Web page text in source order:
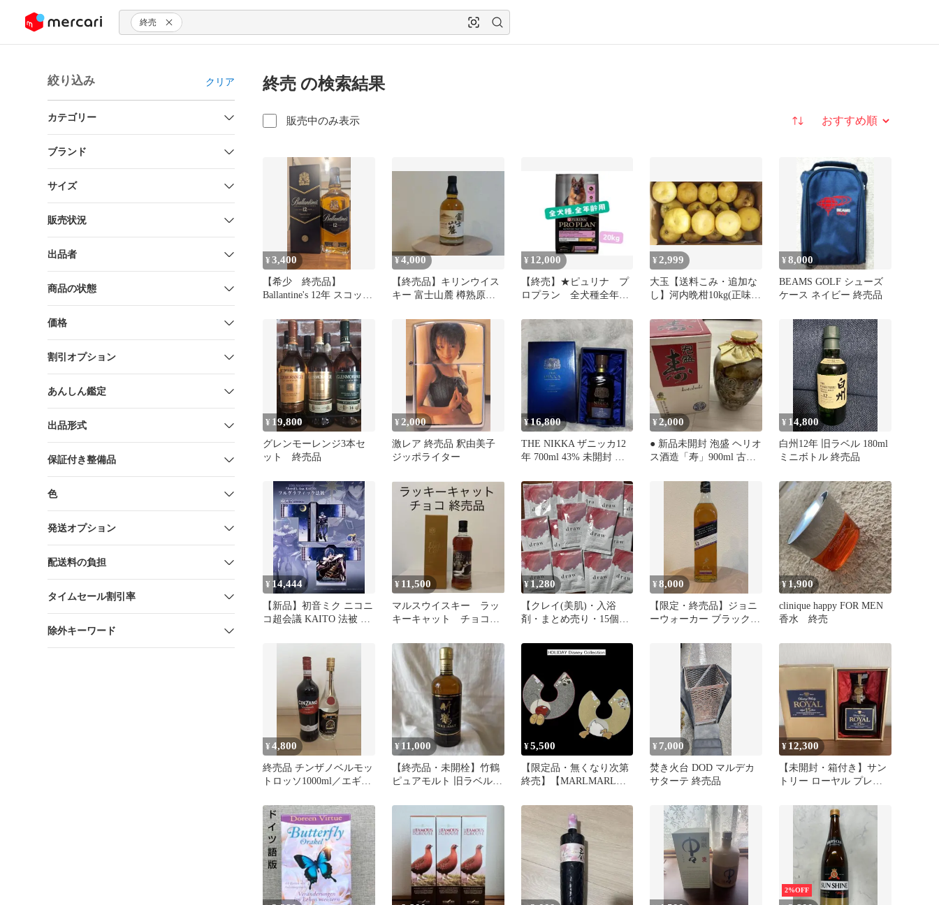
ツにスキップ 終売
絞り込み クリア
カテゴリー
ブランド
サイズ
販売状況
出品者
商品の状態
価格
割引オプション
あんしん鑑定
出品形式
保証付き整備品
色
発送オプション
配送料の負担
タイムセール割引率
除外キーワード
終売 の検索結果
販売中のみ表示 並び替え
¥3,400
【希少 終売品】
Ballantine's 12年 スコッチ
¥4,000
【終売品】キリンウイス
キー 富士山麓 樽熟原酒
¥ 12,000
【終売】★ピュリナ プ
ロプラン 全犬種全年齢
ト★20kg!
¥ 2,999
大玉【送料こみ・追加な
し】河内晩柑10kg(正味10
¥8,000
BEAMS GOLF シューズ
ケース ネイビー 終売品
¥ 19,800
グレンモーレンジ3本セ
ット 終売品
¥ 2,000
激レア 終売品 釈由美子
ジッポライター
¥16,800
THE NIKKA ザニッカ12
年 700ml 43% 未開封 箱
¥2,000
● 新品未開封 泡盛 ヘリオ
ス酒造「寿」900ml 古酒
¥ 14,800
白州12年 旧ラベル 180ml
ミニボトル 終売品
¥ 14,444
【新品】初音ミク ニコニ
コ超会議 KAITO 法被 限
¥ 11,500
マルスウイスキー ラッ
キーキャット チョコ
ヶ岳 津貫
¥ 1,280
【クレイ(美肌)・入浴
剤・まとめ売り・15個】
浴剤 ローズの香り15個セ
ット｜天然クレイ・日本
製・個包装｜終売品まと
め売り
¥8,000
【限定・終売品】ジョニ
ーウォーカー ブラックラ
オリジン
¥1,900
clinique happy FOR MEN
香水 終売
¥4,800
終売品 チンザノベルモッ
トロッソ1000ml／エギュ
700ml
¥ 11,000
【終売品・未開栓】竹鶴
ピュアモルト 旧ラベル
¥5,500
【限定品・無くなり次第
終売】【MARLMARL】
Collection characters bib デ
ィズニー ビブ/スタイ（6
色）［セール対象外］
［送料込］
¥ 7,000
焚き火台 DOD マルデカ
サターテ 終売品
¥ 12,300
【未開封・箱付き】サン
トリー ローヤル プレミ
2%OFF